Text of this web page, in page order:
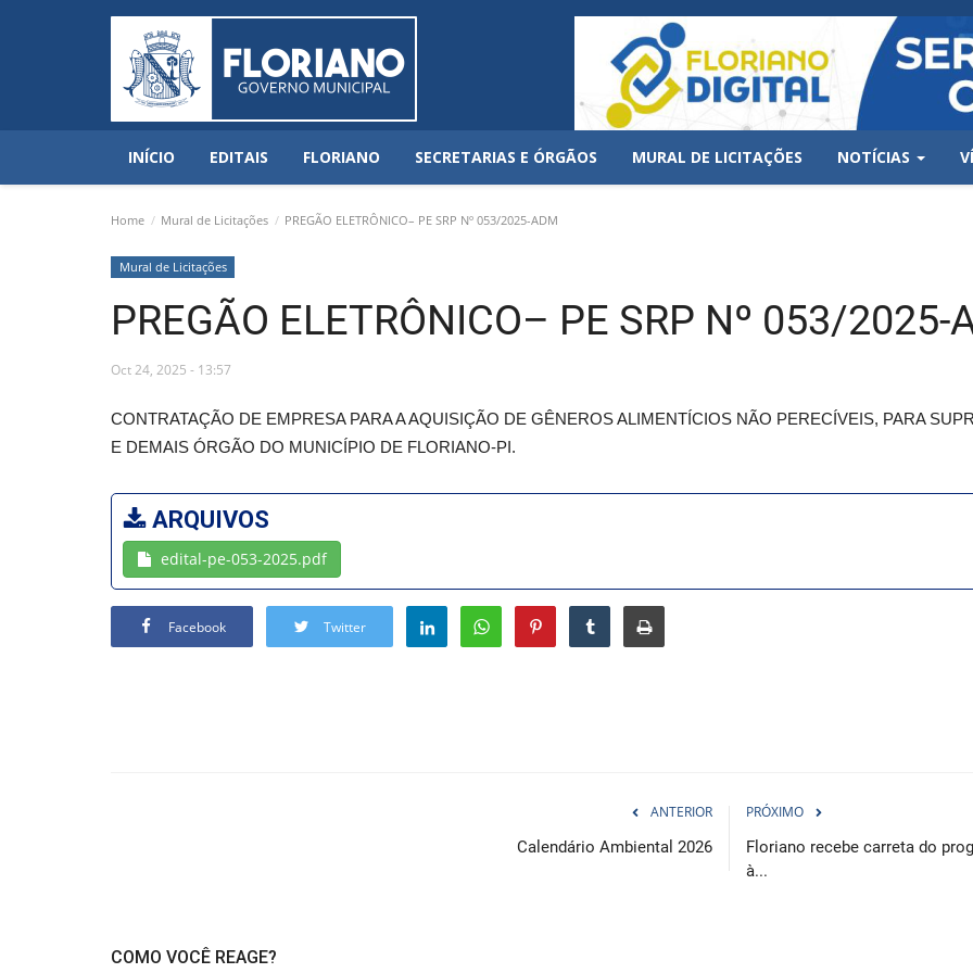
INÍCIO EDITAIS FLORIANO SECRETARIAS E ÓRGÃOS MURAL DE LICITAÇÕES NOTÍCIAS
Home Mural de Licitações PREGÃO ELETRÔNICO– PE SRP Nº 053/2025-ADM
Mural de Licitações
PREGÃO ELETRÔNICO– PE SRP Nº 053/2025-
Oct 24, 2025 - 13:57
CONTRATAÇÃO DE EMPRESA PARA A AQUISIÇÃO DE GÊNEROS ALIMENTÍCIOS NÃO PERECÍVEIS, PARA
E DEMAIS ÓRGÃO DO MUNICÍPIO DE FLORIANO-PI.
ARQUIVOS
edital-pe-053-2025.pdf
Facebook Twitter
ANTERIOR
Calendário Ambiental 2026
PRÓXIMO
Floriano recebe carreta do
à...
COMO VOCÊ REAGE?